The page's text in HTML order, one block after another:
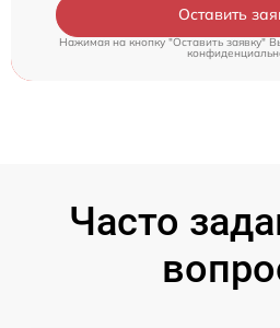
Оставить
Нажимая на кнопку "Оставить заявку"
Часто